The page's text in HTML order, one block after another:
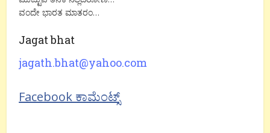
ವಂದೇ ಭಾರತ ಮಾತರಂ…
Jagat bhat
jagath.bhat@yahoo.com
Facebook ಕಾಮೆಂಟ್ಸ್